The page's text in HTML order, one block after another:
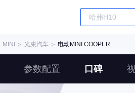
MINI ＞ 光束汽车 ＞ 电动MINI COOPER
参数配置 口碑